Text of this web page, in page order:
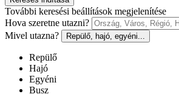
További keresési beállítások megjelenítése
Hova szeretne utazni?
Mivel utazna?
Repülő, hajó, egyéni...
Repülő
Hajó
Egyéni
Busz